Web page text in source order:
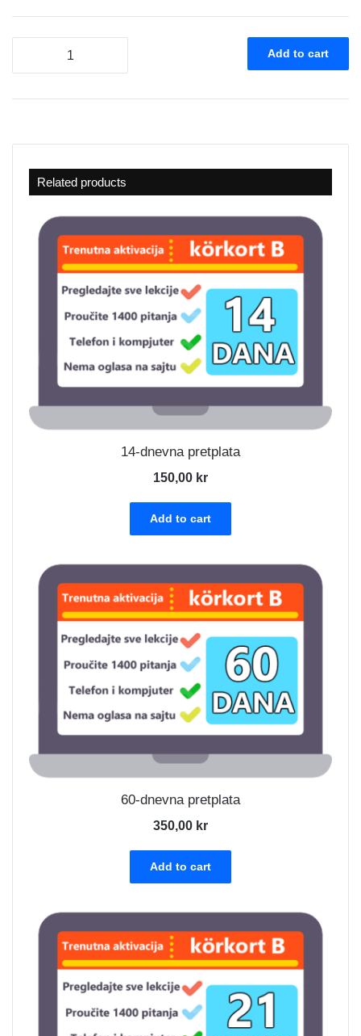
Add to cart
Related products
14-dnevna pretplata
150,00 kr
Add to cart
60-dnevna pretplata
350,00 kr
Add to cart